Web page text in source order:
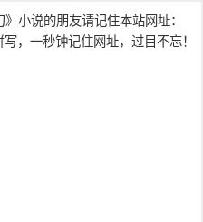
小说的朋友请记住本站网址：
，一秒钟记住网址，过目不忘！